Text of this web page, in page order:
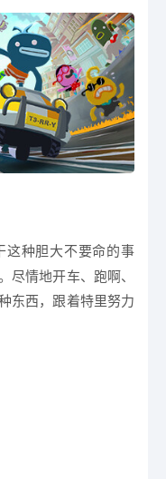
这种胆大不要命的事
情地开车、跑啊、
东西，跟着特里努力